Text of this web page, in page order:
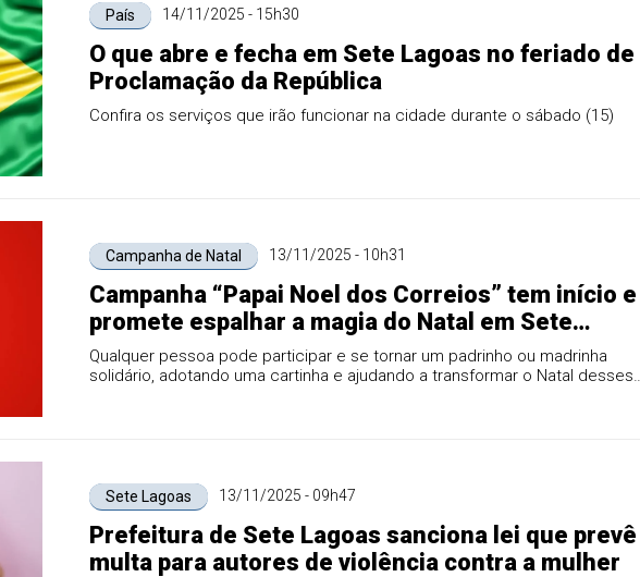
País 14/11/2025 - 15h30
O que abre e fecha em Sete Lagoas no feriado de
Proclamação da República
Confira os serviços que irão funcionar na cidade durante o sábado (15)
Campanha de Natal 13/11/2025 - 10h31
Campanha “Papai Noel dos Correios” tem início e
promete espalhar a magia do Natal em Sete
Lagoas e região
Qualquer pessoa pode participar e se tornar um padrinho ou madrinha
solidário, adotando uma cartinha e ajudando a transformar o Natal desses
Sete Lagoas 13/11/2025 - 09h47
Prefeitura de Sete Lagoas sanciona lei que prevê
multa para autores de violência contra a mulher